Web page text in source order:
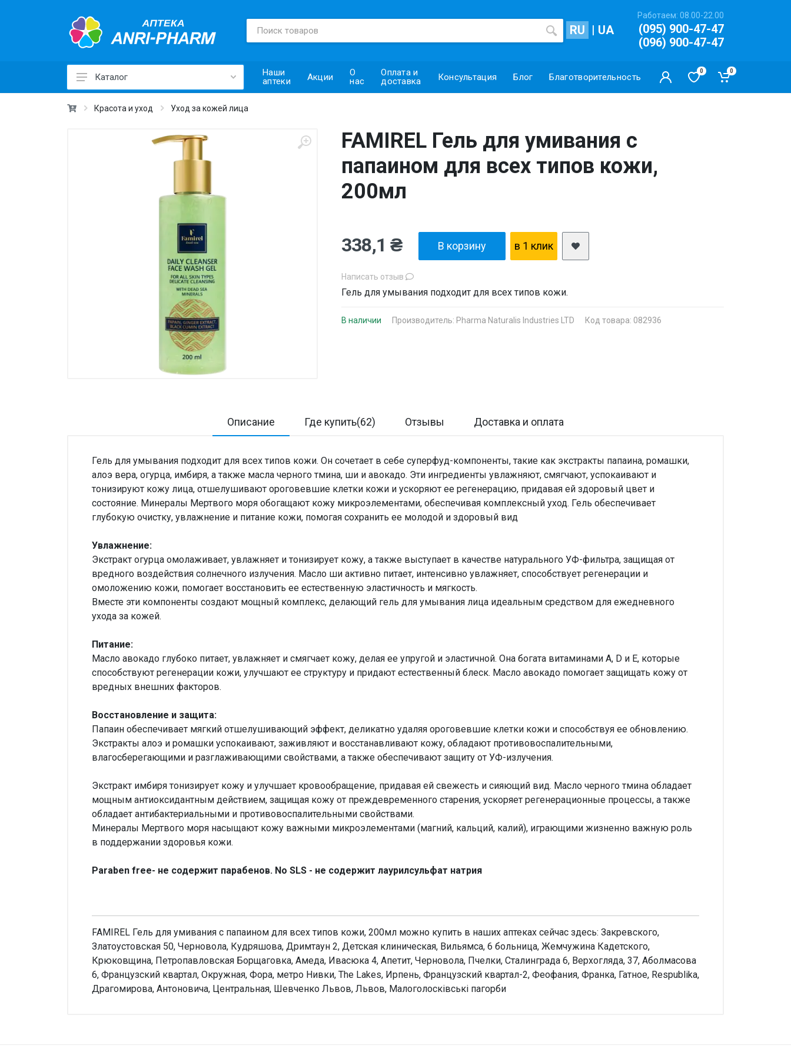
RU | UA
Работаем: 08.00-22.00
(095) 900-47-47
(096) 900-47-47
Каталог
Лекарственные средства ›
Медицинские товары и техника ›
Косметика CODERMA KIDS
Наши
аптеки
Акции
О
нас
Оплата и
доставка
Консультация Блог Благотворительность
0 0
Красота и уход Уход за кожей лица
FAMIREL Гель для умивания с
папаином для всех типов кожи,
200мл
Написать отзыв
Гель для умывания подходит для всех типов кожи.
В наличии Производитель: Pharma Naturalis Industries LTD Код товара: 082936
338,1 ₴ В корзину в 1 клик
Описание Где купить(62) Отзывы Доставка и оплата
Гель для умывания подходит для всех типов кожи. Он сочетает в себе суперфуд-компоненты, такие как экстракты папаина, ромашки,
алоэ вера, огурца, имбиря, а также масла черного тмина, ши и авокадо. Эти ингредиенты увлажняют, смягчают, успокаивают и
тонизируют кожу лица, отшелушивают ороговевшие клетки кожи и ускоряют ее регенерацию, придавая ей здоровый цвет и
состояние. Минералы Мертвого моря обогащают кожу микроэлементами, обеспечивая комплексный уход. Гель обеспечивает
глубокую очистку, увлажнение и питание кожи, помогая сохранить ее молодой и здоровый вид
Увлажнение:
Экстракт огурца омолаживает, увлажняет и тонизирует кожу, а также выступает в качестве натурального УФ-фильтра, защищая от
вредного воздействия солнечного излучения. Масло ши активно питает, интенсивно увлажняет, способствует регенерации и
омоложению кожи, помогает восстановить ее естественную эластичность и мягкость.
Вместе эти компоненты создают мощный комплекс, делающий гель для умывания лица идеальным средством для ежедневного
ухода за кожей.
Питание:
Масло авокадо глубоко питает, увлажняет и смягчает кожу, делая ее упругой и эластичной. Она богата витаминами A, D и E, которые
способствуют регенерации кожи, улучшают ее структуру и придают естественный блеск. Масло авокадо помогает защищать кожу от
вредных внешних факторов.
Восстановление и защита:
Папаин обеспечивает мягкий отшелушивающий эффект, деликатно удаляя ороговевшие клетки кожи и способствуя ее обновлению.
Экстракты алоэ и ромашки успокаивают, заживляют и восстанавливают кожу, обладают противовоспалительными,
влагосберегающими и разглаживающими свойствами, а также обеспечивают защиту от УФ-излучения.
Экстракт имбиря тонизирует кожу и улучшает кровообращение, придавая ей свежесть и сияющий вид. Масло черного тмина обладает
мощным антиоксидантным действием, защищая кожу от преждевременного старения, ускоряет регенерационные процессы, а также
обладает антибактериальными и противовоспалительными свойствами.
Минералы Мертвого моря насыщают кожу важными микроэлементами (магний, кальций, калий), играющими жизненно важную роль
в поддержании здоровья кожи.
Paraben free- не содержит парабенов. No SLS - не содержит лаурилсульфат натрия
FAMIREL Гель для умивания с папаином для всех типов кожи, 200мл можно купить в наших аптеках сейчас здесь: Закревского,
Златоустовская 50, Черновола, Кудряшова, Дримтаун 2, Детская клиническая, Вильямса, 6 больница, Жемчужина Кадетского,
Крюковщина, Петропавловская Борщаговка, Амеда, Ивасюка 4, Апетит, Черновола, Пчелки, Сталинграда 6, Верхогляда, 37, Аболмасова
6, Французский квартал, Окружная, Фора, метро Нивки, The Lakes, Ирпень, Французский квартал-2, Феофания, Франка, Гатное, Respublika,
Драгомирова, Антоновича, Центральная, Шевченко Львов, Львов, Малоголосківські пагорби